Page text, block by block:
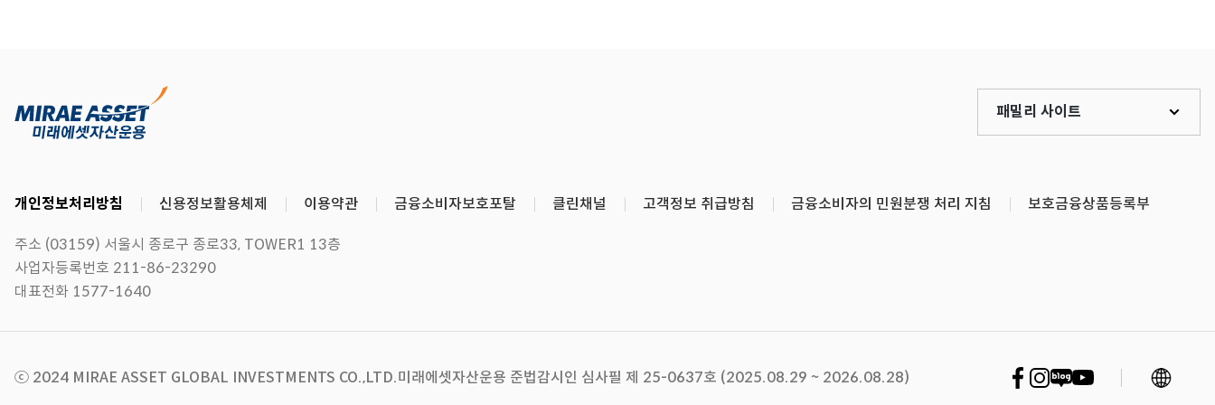
개인정보처리방침 신용정보활용체제 이용약관 금융소비자보호포탈 클린채널 고객정보 취급방침 금융소비자의 민원분쟁 처리 지침 보호금융상품등록부
패밀리 사이트
주소 (03159) 서울시 종로구 종로33, TOWER1 13층
사업자등록번호 211-86-23290
대표전화 1577-1640
ⓒ 2024 MIRAE ASSET GLOBAL INVESTMENTS CO.,LTD.미래에셋자산운용 준법감시인 심사필 제 25-0637호 (2025.08.29 ~ 2026.08.28) 페이스북 바로가기
인스타그램 바로가기
네이버블로그 바로가기
유튜브 바로가기언어 변경